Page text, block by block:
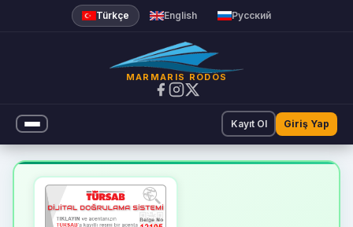
Türkçe English Русский
MARMARIS RODOS
Kayıt Ol Giriş Yap
Online Feribot Bileti |